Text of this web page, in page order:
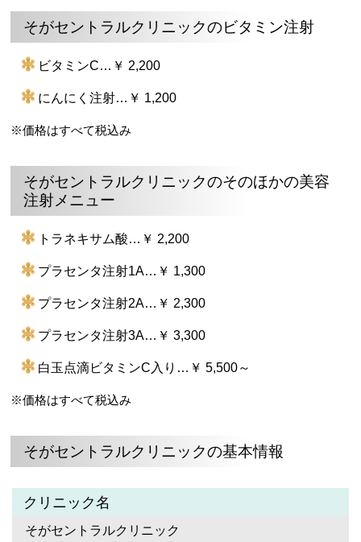
そがセントラルクリニックのビタミン注射
ビタミンC…￥ 2,200
にんにく注射…￥ 1,200
※価格はすべて税込み
そがセントラルクリニックのそのほかの美容
注射メニュー
トラネキサム酸…￥ 2,200
プラセンタ注射1A…￥ 1,300
プラセンタ注射2A…￥ 2,300
プラセンタ注射3A…￥ 3,300
白玉点滴ビタミンC入り…￥ 5,500～
※価格はすべて税込み
そがセントラルクリニックの基本情報
クリニック名
そがセントラルクリニック